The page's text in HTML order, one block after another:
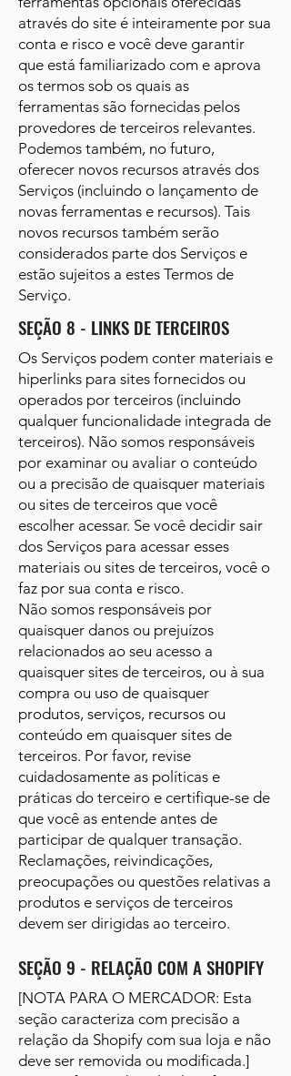
através do site é inteiramente por sua
conta e risco e você deve garantir
que está familiarizado com e aprova
os termos sob os quais as
ferramentas são fornecidas pelos
provedores de terceiros relevantes.
Podemos também, no futuro,
oferecer novos recursos através dos
Serviços (incluindo o lançamento de
novas ferramentas e recursos). Tais
novos recursos também serão
considerados parte dos Serviços e
estão sujeitos a estes Termos de
Serviço.
SEÇÃO 8 - LINKS DE TERCEIROS
Os Serviços podem conter materiais e
hiperlinks para sites fornecidos ou
operados por terceiros (incluindo
qualquer funcionalidade integrada de
terceiros). Não somos responsáveis
por examinar ou avaliar o conteúdo
ou a precisão de quaisquer materiais
ou sites de terceiros que você
escolher acessar. Se você decidir sair
dos Serviços para acessar esses
materiais ou sites de terceiros, você o
faz por sua conta e risco.
Não somos responsáveis por
quaisquer danos ou prejuízos
relacionados ao seu acesso a
quaisquer sites de terceiros, ou à sua
compra ou uso de quaisquer
produtos, serviços, recursos ou
conteúdo em quaisquer sites de
terceiros. Por favor, revise
cuidadosamente as políticas e
práticas do terceiro e certifique-se de
que você as entende antes de
participar de qualquer transação.
Reclamações, reivindicações,
preocupações ou questões relativas a
produtos e serviços de terceiros
devem ser dirigidas ao terceiro.
SEÇÃO 9 - RELAÇÃO COM A SHOPIFY
[NOTA PARA O MERCADOR: Esta
seção caracteriza com precisão a
relação da Shopify com sua loja e não
deve ser removida ou modificada.]